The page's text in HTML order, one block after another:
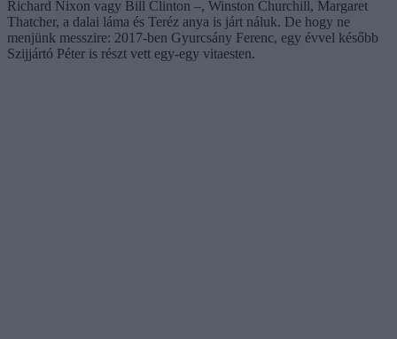
Richard Nixon vagy Bill Clinton –, Winston Churchill, Margaret
Thatcher, a dalai láma és Teréz anya is járt náluk. De hogy ne
menjünk messzire: 2017-ben Gyurcsány Ferenc, egy évvel később
Szijjártó Péter is részt vett egy-egy vitaesten.